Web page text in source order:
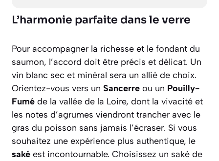
L’harmonie parfaite dans le verre
Pour accompagner la richesse et le fondant du
saumon, l’accord doit être précis et délicat. Un
vin blanc sec et minéral sera un allié de choix.
Orientez-vous vers un Sancerre ou un Pouilly-
Fumé de la vallée de la Loire, dont la vivacité et
les notes d’agrumes viendront trancher avec le
gras du poisson sans jamais l’écraser. Si vous
souhaitez une expérience plus authentique, le
saké est incontournable. Choisissez un saké de